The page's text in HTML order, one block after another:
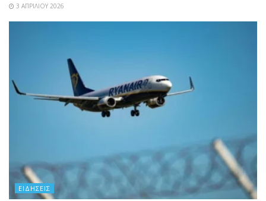
3 ΑΠΡΙΛΊΟΥ 2026
ΕΙΔΉΣΕΙΣ